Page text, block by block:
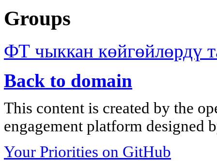
Groups
ФТ чыккан көйгөйлөрдү
Back to domain
This content is created by the
engagement platform designed
Your Priorities on GitHub